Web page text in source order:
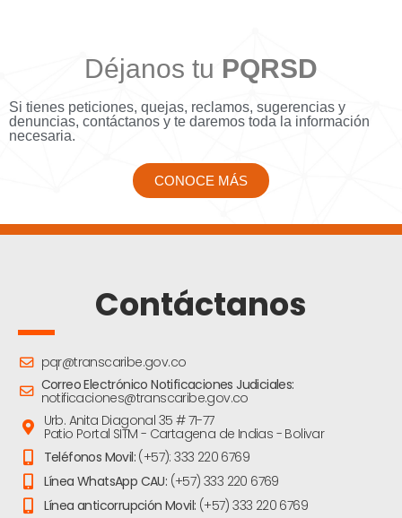
Déjanos tu PQRSD
Si tienes peticiones, quejas, reclamos, sugerencias y
denuncias, contáctanos y te daremos toda la información
necesaria.
CONOCE MÁS
Contáctanos
pqr@transcaribe.gov.co
Correo Electrónico Notificaciones Judiciales:
notificaciones@transcaribe.gov.co
Urb. Anita Diagonal 35 # 71-77
Patio Portal SITM - Cartagena de Indias - Bolivar
Teléfonos Movil: (+57): 333 220 6769
Línea WhatsApp CAU: (+57) 333 220 6769
Línea anticorrupción Movil: (+57) 333 220 6769